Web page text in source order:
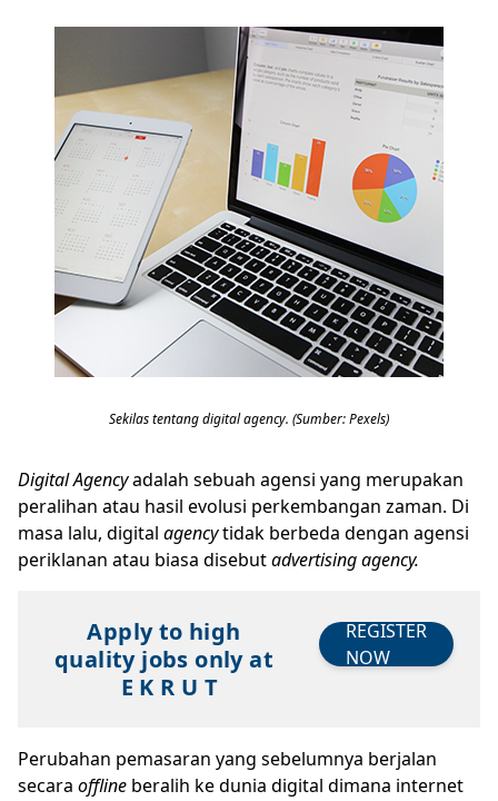
Sekilas tentang digital agency. (Sumber: Pexels)
DigitalAgencyadalah sebuah agensi yang merupakan
peralihan atau hasil evolusi perkembangan zaman. Di
masa lalu, digital agencytidak berbeda dengan agensi
periklanan atau biasa disebutadvertisingagency.
Apply to high
quality jobs only at
E K R U T
REGISTER
NOW
Perubahan pemasaran yang sebelumnya berjalan
secara offline beralih ke dunia digital dimana internet